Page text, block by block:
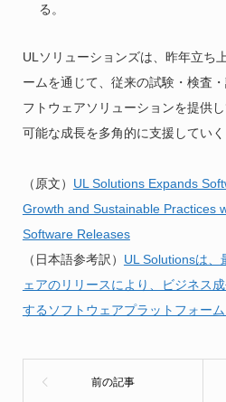
る。
ULソリューションズは、昨年立ち
ームを通じて、従来の試験・検査
フトウェアソリューションを提供
可能な成長を多角的に支援していく
（原文） UL Solutions Expands
Growth and Sustainable Practices
Software Releases
（日本語参考訳） UL Solutionsは
ェアのリリースにより、ビジネス
するソフトウェアプラットフォーム